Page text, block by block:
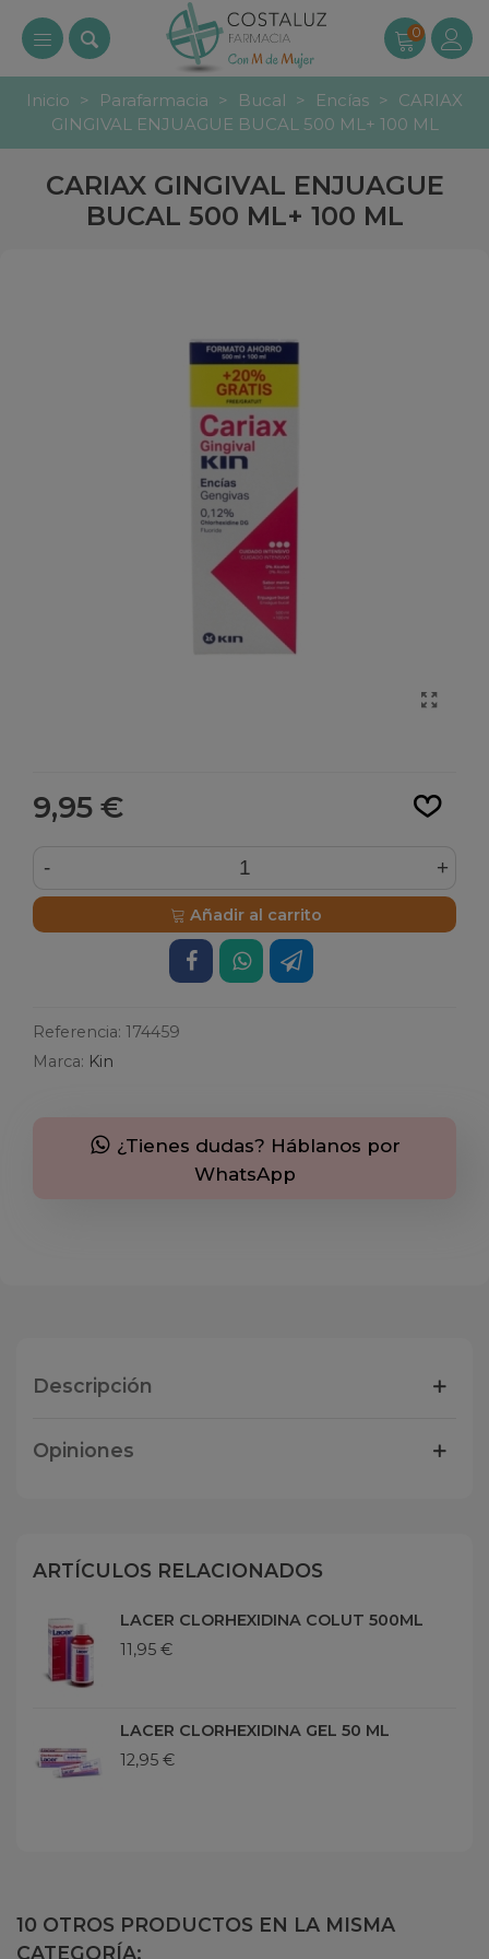
0
Inicio > Parafarmacia > Bucal > Encías >
CARIAX
GINGIVAL ENJUAGUE BUCAL 500 ML+ 100 ML
CARIAX GINGIVAL ENJUAGUE
BUCAL 500 ML+ 100 ML
9,95 €
- +
Añadir al carrito
Referencia: 174459
Marca: Kin
¿Tienes dudas? Háblanos por
WhatsApp
Descripción
Opiniones
ARTÍCULOS RELACIONADOS
LACER CLORHEXIDINA COLUT 500ML
11,95 €
LACER CLORHEXIDINA GEL 50 ML
12,95 €
10 OTROS PRODUCTOS EN LA MISMA
CATEGORÍA: